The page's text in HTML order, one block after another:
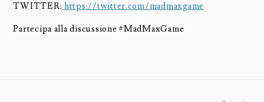
TWITTER: https://twitter.com/madmaxgame
Partecipa alla discussione #MadMaxGame